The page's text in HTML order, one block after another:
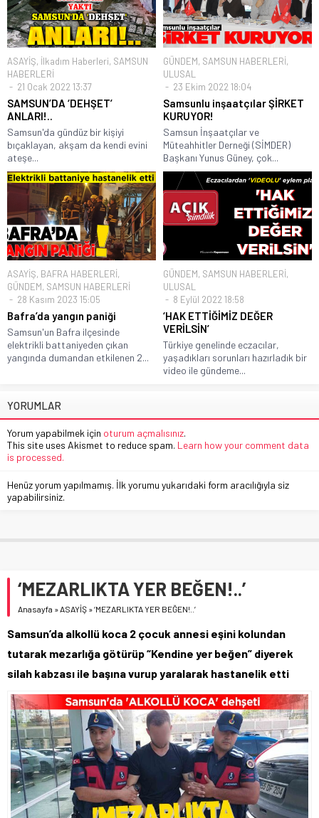
ASAYİŞ, İlkadım Haberleri, SAMSUN
HABERLERİ
21 Ocak 2022 13:37
SAMSUN’DA ‘DEHŞET’
ANLARI!..
Samsun'da gündüz bir kişiyi
bıçaklayan, akşam da kendi evini
ateşe...
GÜNDEM, SAMSUN HABERLERİ,
ULUSAL
23 Ekim 2022 18:04
Samsunlu inşaatçılar ŞİRKET
KURUYOR!
Samsun İnşaatçılar ve
Müteahhitler Derneği (SİMDER)
Başkanı Yunus Güney, çok...
ASAYİŞ, BAFRA HABERLERİ,
GÜNDEM, SAMSUN HABERLERİ
28 Kasım 2023 15:05
Bafra’da yangın paniği
Samsun'un Bafra ilçesinde
elektrikli battaniyeden çıkan
yangında dumandan etkilenen 2...
GÜNDEM, SAMSUN HABERLERİ,
ULUSAL
8 Eylül 2022 18:58
‘HAK ETTİĞİMİZ DEĞER
VERİLSİN’
Türkiye genelinde eczacılar,
yaşadıkları sorunları hazırladık bir
video ile gündeme...
YORUMLAR
Yorum yapabilmek için oturum açmalısınız.
This site uses Akismet to reduce spam. Learn how your comment data
is processed.
Henüz yorum yapılmamış. İlk yorumu yukarıdaki form aracılığıyla siz
yapabilirsiniz.
‘MEZARLIKTA YER BEĞEN!..’
Anasayfa »ASAYİŞ »‘MEZARLIKTA YER BEĞEN!..’
Samsun’da alkollü koca 2 çocuk annesi eşini kolundan
tutarak mezarlığa götürüp “Kendine yer beğen” diyerek
silah kabzası ile başına vurup yaralarak hastanelik etti